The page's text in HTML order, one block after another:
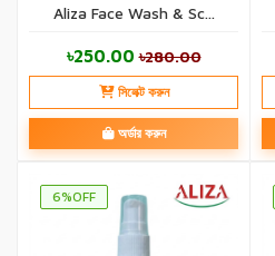
Aliza Face Wash & Sc...
৳250.00 ৳280.00
সিলেক্ট করুন
অর্ডার করুন
6%OFF